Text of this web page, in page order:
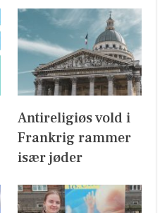
Antireligiøs vold i
Frankrig rammer
især jøder